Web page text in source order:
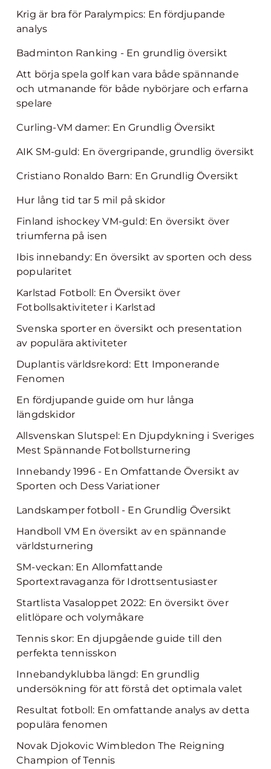
Krig är bra för Paralympics: En fördjupande
analys
Badminton Ranking - En grundlig översikt
Att börja spela golf kan vara både spännande
och utmanande för både nybörjare och erfarna
spelare
Curling-VM damer: En Grundlig Översikt
AIK SM-guld: En övergripande, grundlig översikt
Cristiano Ronaldo Barn: En Grundlig Översikt
Hur lång tid tar 5 mil på skidor
Finland ishockey VM-guld: En översikt över
triumferna på isen
Ibis innebandy: En översikt av sporten och dess
popularitet
Karlstad Fotboll: En Översikt över
Fotbollsaktiviteter i Karlstad
Svenska sporter en översikt och presentation
av populära aktiviteter
Duplantis världsrekord: Ett Imponerande
Fenomen
En fördjupande guide om hur långa
längdskidor
Allsvenskan Slutspel: En Djupdykning i Sveriges
Mest Spännande Fotbollsturnering
Innebandy 1996 - En Omfattande Översikt av
Sporten och Dess Variationer
Landskamper fotboll - En Grundlig Översikt
Handboll VM En översikt av en spännande
världsturnering
SM-veckan: En Allomfattande
Sportextravaganza för Idrottsentusiaster
Startlista Vasaloppet 2022: En översikt över
elitlöpare och volymåkare
Tennis skor: En djupgående guide till den
perfekta tennisskon
Innebandyklubba längd: En grundlig
undersökning för att förstå det optimala valet
Resultat fotboll: En omfattande analys av detta
populära fenomen
Novak Djokovic Wimbledon The Reigning
Champion of Tennis